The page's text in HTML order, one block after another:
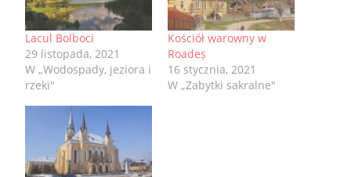
Lacul Bolboci
29 listopada, 2021
W „Wodospady, jeziora i
rzeki"
Kościół warowny w
Roadeș
16 stycznia, 2021
W „Zabytki sakralne"